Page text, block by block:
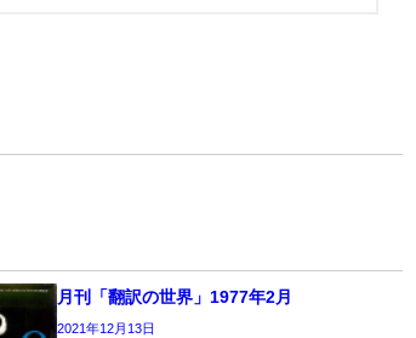
月刊「翻訳の世界」1977年2月
2021年12月13日